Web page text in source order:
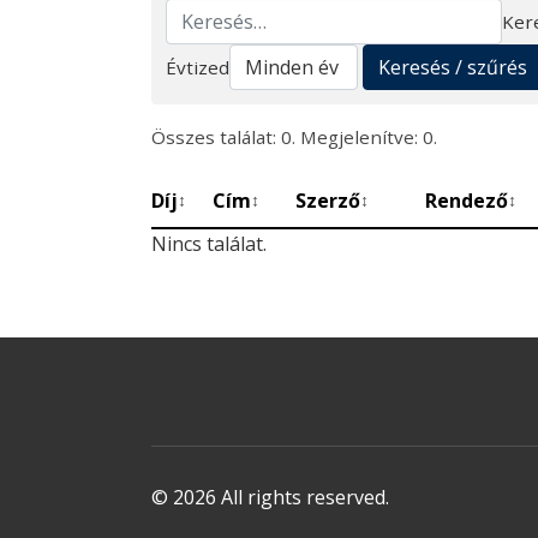
Keresés
Évtized
Keresés / szűrés
Összes találat: 0. Megjelenítve: 0.
Díj↕ Cím↕ Szerző↕ Rendező↕
Nincs találat.
© 2026 All rights reserved.